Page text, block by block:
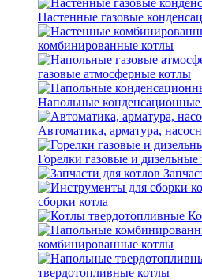
Настенные газовые
комбинированные котлы
газовые атмосферные котлы
Напольные конденсационные
Автоматика, арматура,
Горелки газовые и
сборки котла
комбинированные котлы
твердотопливные котлы